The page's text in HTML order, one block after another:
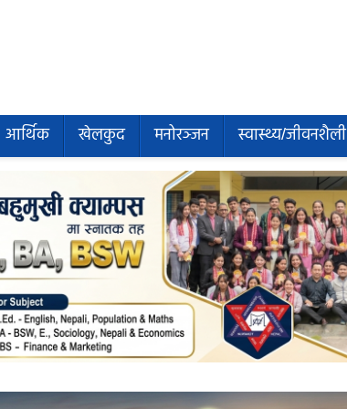
आर्थिक खेलकुद मनोरञ्जन स्वास्थ्य/जीवनशैली